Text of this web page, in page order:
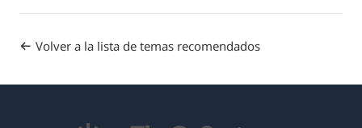
Volver a la lista de temas recomendados